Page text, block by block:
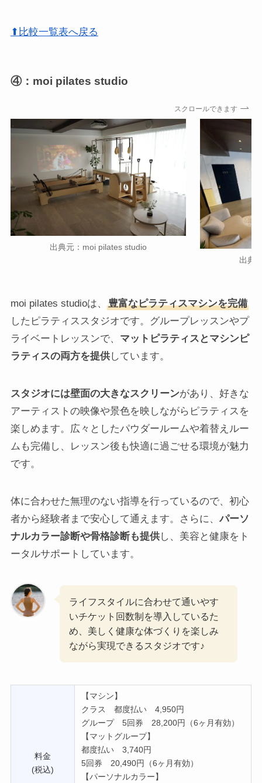
⬆比較一覧表へ戻る
④：moi pilates studio
スクロールできます
出典元：moi pilates studio
出典
moi pilates studioは、
豊富なピラティスマシンを完備
したピラティススタジオです。グループレッスンやプ
ライベートレッスンで、 マットピラティスとマシンピ
ラティスの両方を提供しています。
スタジオには壁面の大きなスクリーンがあり、好きな
アーティストの映像や景色を映しながらピラティスを
楽しめます。広々としたパウダールームや着替えルー
ムも完備し、レッスン後も快適に過ごせる環境が魅力
です。
体に合わせた無理のない指導を行っているので、初心
者から経験者まで安心して通えます。さらに、パーソ
ナルカラー診断や骨格診断も提供し、美容と健康をト
ータルサポートしています。
ライフスタイルに合わせて通いやす
いチケット回数制を導入しているた
め、美しく健康な体づくりを楽しみ
ながら実現できるスタジオです♪
料金
(税込)
【マシン】
クラス 都度払い 4,950円
グループ 5回券 28,200円（6ヶ月有効）
【マットグループ】
都度払い 3,740円
5回券 20,490円（6ヶ月有効）
【パーソナルカラー】